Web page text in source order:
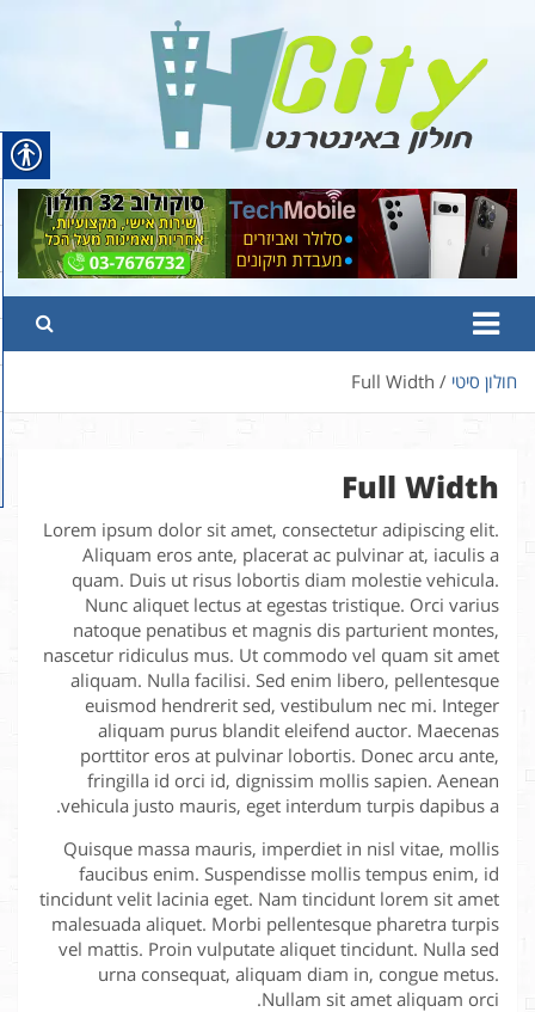
content
Hcity – חולון באינטרנט
פורטל החדשות והמידע של חולון
חולון סיטי Full Width
Full Width
Lorem ipsum dolor sit amet, consectetur adipiscing elit.
Aliquam eros ante, placerat ac pulvinar at, iaculis a
quam. Duis ut risus lobortis diam molestie vehicula.
Nunc aliquet lectus at egestas tristique. Orci varius
natoque penatibus et magnis dis parturient montes,
nascetur ridiculus mus. Ut commodo vel quam sit amet
aliquam. Nulla facilisi. Sed enim libero, pellentesque
euismod hendrerit sed, vestibulum nec mi. Integer
aliquam purus blandit eleifend auctor. Maecenas
porttitor eros at pulvinar lobortis. Donec arcu ante,
fringilla id orci id, dignissim mollis sapien. Aenean
vehicula justo mauris, eget interdum turpis dapibus a.
Quisque massa mauris, imperdiet in nisl vitae, mollis
faucibus enim. Suspendisse mollis tempus enim, id
tincidunt velit lacinia eget. Nam tincidunt lorem sit amet
malesuada aliquet. Morbi pellentesque pharetra turpis
vel mattis. Proin vulputate aliquet tincidunt. Nulla sed
urna consequat, aliquam diam in, congue metus.
Nullam sit amet aliquam orci.